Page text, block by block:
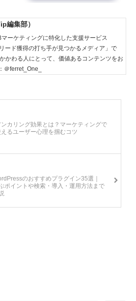
編集部）
ーケティングに特化した支援サービス
ード獲得の打ち手が見つかるメディア」で
かわる人にとって、価値あるコンテンツをお
＠ferret_One_
ンカリング効果とは？マーケティングで
えるユーザー心理を掴むコツ
のおすすめプラグイン35選｜
ポイントや検索・導入・運用方法まで